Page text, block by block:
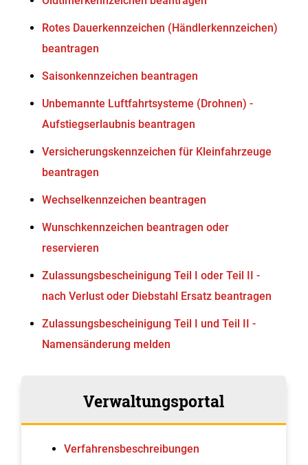
Rotes Dauerkennzeichen (Händlerkennzeichen)
beantragen
Saisonkennzeichen beantragen
Unbemannte Luftfahrtsysteme (Drohnen) -
Aufstiegserlaubnis beantragen
Versicherungskennzeichen für Kleinfahrzeuge
beantragen
Wechselkennzeichen beantragen
Wunschkennzeichen beantragen oder
reservieren
Zulassungsbescheinigung Teil I oder Teil II -
nach Verlust oder Diebstahl Ersatz beantragen
Zulassungsbescheinigung Teil I und Teil II -
Namensänderung melden
Verwaltungsportal
Verfahrens­beschreibungen